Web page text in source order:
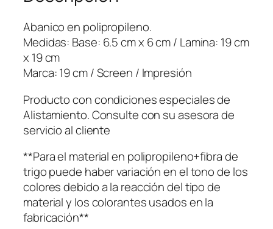
n
g
e
r
(
r
o
d
c
c
i
ó
n
Abanico en polipropileno.
Medidas: Base: 6.5 cm x 6 cm / Lamina: 19 cm
x 19 cm
Marca: 19 cm / Screen / Impresión
Producto con condiciones especiales de
Alistamiento. Consulte con su asesora de
servicio al cliente
**Para el material en polipropileno+fibra de
trigo puede haber variación en el tono de los
colores debido a la reacción del tipo de
material y los colorantes usados en la
fabricación**